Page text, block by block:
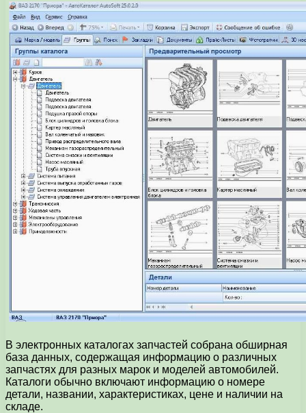
В электронных каталогах запчастей собрана обширная
база данных, содержащая информацию о различных
запчастях для разных марок и моделей автомобилей.
Каталоги обычно включают информацию о номере
детали, названии, характеристиках, цене и наличии на
складе.